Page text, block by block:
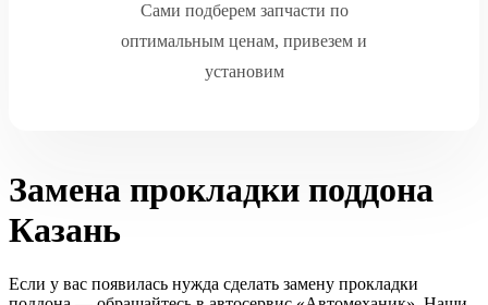
Сами подберем запчасти по
оптимальным ценам, привезем и
установим
Замена прокладки поддона
Казань
Если у вас появилась нужда сделать замену прокладки